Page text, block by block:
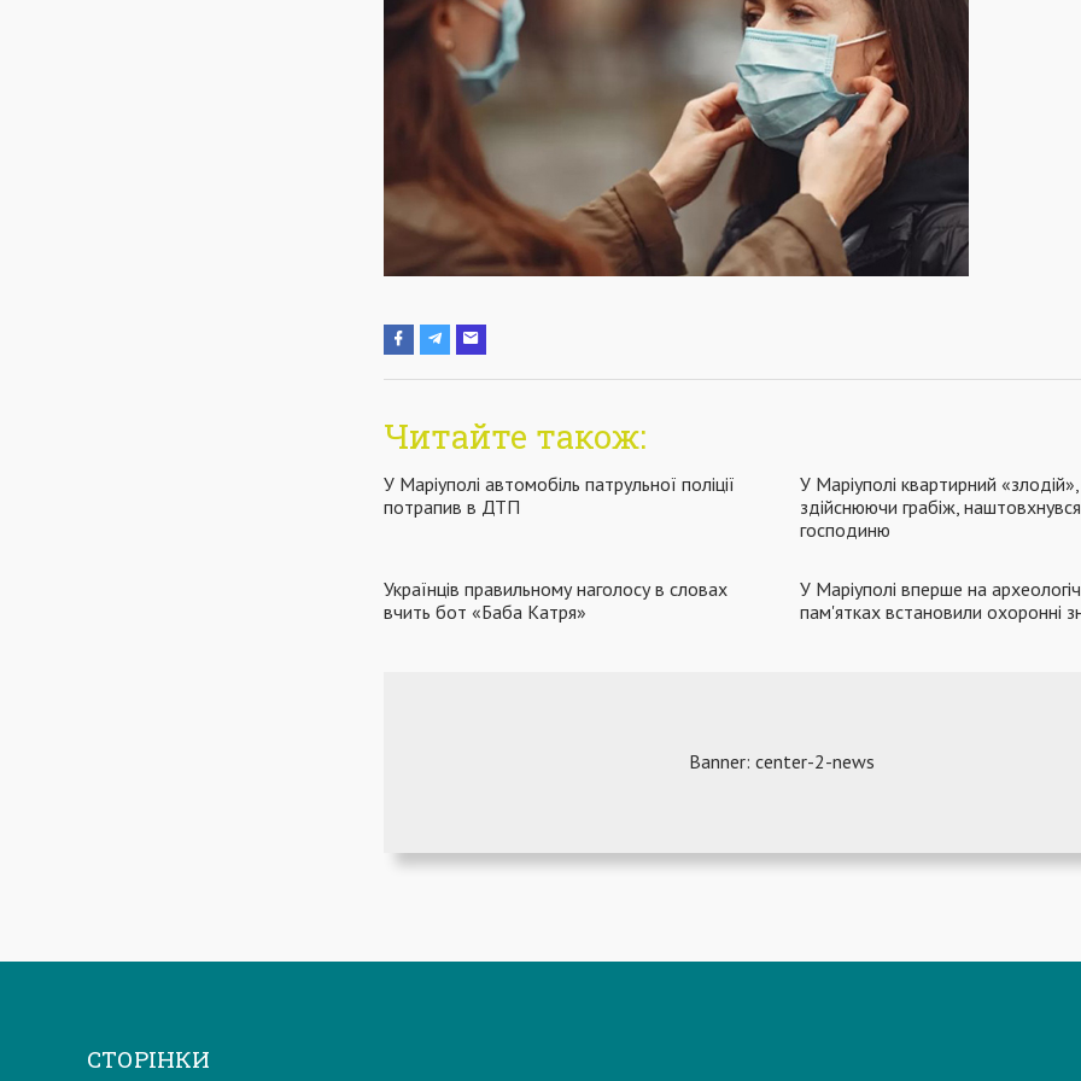
Читайте також:
У Маріуполі автомобіль патрульної поліції
потрапив в ДТП
У Маріуполі квартирний «злодій»,
здійснюючи грабіж,
господиню
Українців правильному наголосу в словах
вчить бот «Баба Катря»
У Маріуполі вперше на
пам'ятках встановили охоронні
СТОРІНКИ